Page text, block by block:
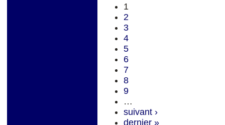
1
2
3
4
5
6
7
8
9
…
suivant ›
dernier »